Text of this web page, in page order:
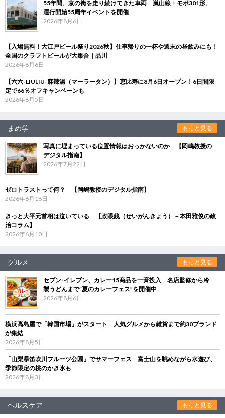
55年間、京の街を走り続けてきた車両 嵐山線・モボ301形、
運行開始55周年イベントを開催
2026年8月6日
【入場無料！大江戸ビール祭り2026秋】仕事帰りの一杯や週末の昼飲みにも！
全国のクラフトビールが大集合｜品川
2026年8月6日
【六六-LIULIU-麻辣湯（マーラータン）】恵比寿に8月6日オープン！6日間限
定で66％オフキャンペーンも
2026年8月5日
まめ学 もっと見る
写真に埋まっている位置情報はおっかないのか 【岡嶋教授の
デジタル指南】
2026年7月22日
ゼロトラストって何？ 【岡嶋教授のデジタル指南】
2026年6月18日
きっと大平元首相は泣いている 【政眼鏡（せいがんきょう）－本田雅俊の政
治コラム】
2026年6月10日
グルメ もっと見る
セブン‐イレブン、カレー15商品を一斉投入 名店監修から冷
製うどんまで“夏のカレーフェス”を開催中
2026年8月6日
横浜高島屋で「韓国市場」がスタート 人気グルメから雑貨まで約30ブランド
が集結
2026年8月5日
「山梨県笛吹川フルーツ公園」でサマーフェス 富士山を眺めながら水遊び、
季節限定の桃のかき氷も
2026年8月3日
ヘルスケア もっと見る